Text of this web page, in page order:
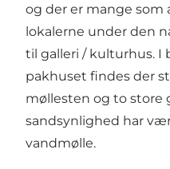
og der er mange som
lokalerne under den
til galleri / kulturhus. I
pakhuset findes der
møllesten og to store
sandsynlighed har
vandmølle.